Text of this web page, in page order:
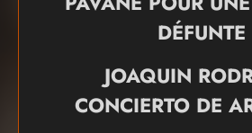
DÉFUNTE
JOAQUIN
CONCIERTO DE